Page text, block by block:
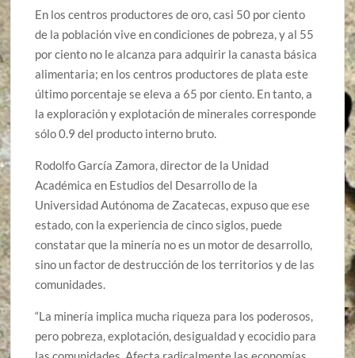
En los centros productores de oro, casi 50 por ciento
de la población vive en condiciones de pobreza, y al 55
por ciento no le alcanza para adquirir la canasta básica
alimentaria; en los centros productores de plata este
último porcentaje se eleva a 65 por ciento. En tanto, a
la exploración y explotación de minerales corresponde
sólo 0.9 del producto interno bruto.
Rodolfo García Zamora, director de la Unidad
Académica en Estudios del Desarrollo de la
Universidad Autónoma de Zacatecas, expuso que ese
estado, con la experiencia de cinco siglos, puede
constatar que la minería no es un motor de desarrollo,
sino un factor de destrucción de los territorios y de las
comunidades.
“La minería implica mucha riqueza para los poderosos,
pero pobreza, explotación, desigualdad y ecocidio para